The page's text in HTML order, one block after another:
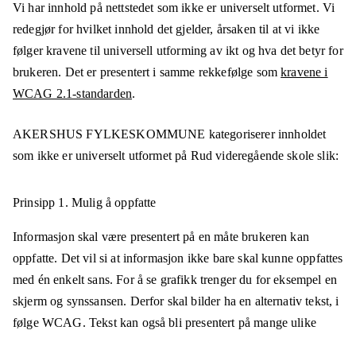
Vi har innhold på nettstedet som ikke er universelt utformet. Vi
redegjør for hvilket innhold det gjelder, årsaken til at vi ikke
følger kravene til universell utforming av ikt og hva det betyr for
brukeren. Det er presentert i samme rekkefølge somkravene i
WCAG 2.1-standarden.
AKERSHUS FYLKESKOMMUNE kategoriserer innholdet
som ikke er universelt utformet på Rud videregående skole slik:
Prinsipp 1. Mulig å oppfatte
Informasjon skal være presentert på en måte brukeren kan
oppfatte. Det vil si at informasjon ikke bare skal kunne oppfattes
med én enkelt sans. For å se grafikk trenger du for eksempel en
skjerm og synssansen. Derfor skal bilder ha en alternativ tekst, i
følge WCAG. Tekst kan også bli presentert på mange ulike